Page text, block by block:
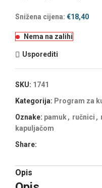
Snižena cijena: €18,40
Nema na zalihi
Usporediti
SKU: 1741
Kategorija: Program za
Oznake: pamuk, ručnici ,
kapuljačom
Share:
Opis